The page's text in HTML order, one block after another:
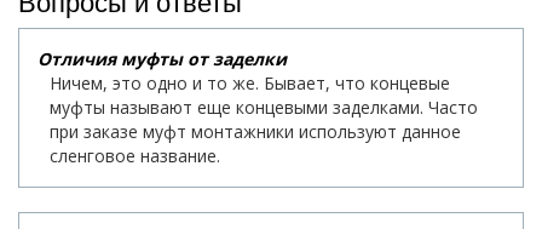
Отличия муфты от заделки
Ничем, это одно и то же. Бывает, что концевые
муфты называют еще концевыми заделками. Часто
при заказе муфт монтажники используют данное
сленговое название.